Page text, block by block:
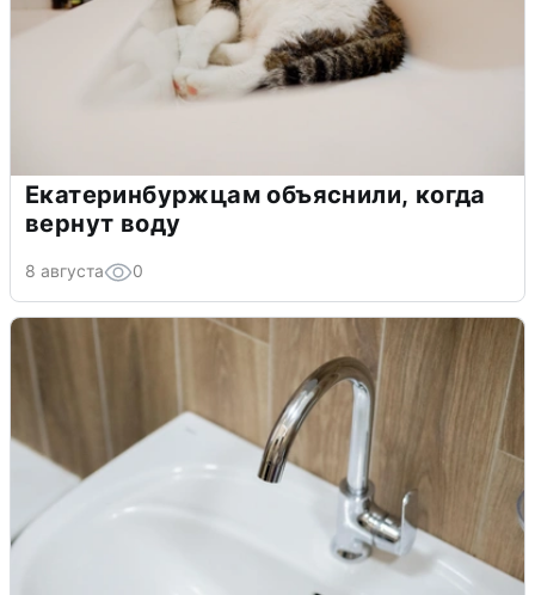
Екатеринбуржцам объяснили, когда
вернут воду
8 августа 0